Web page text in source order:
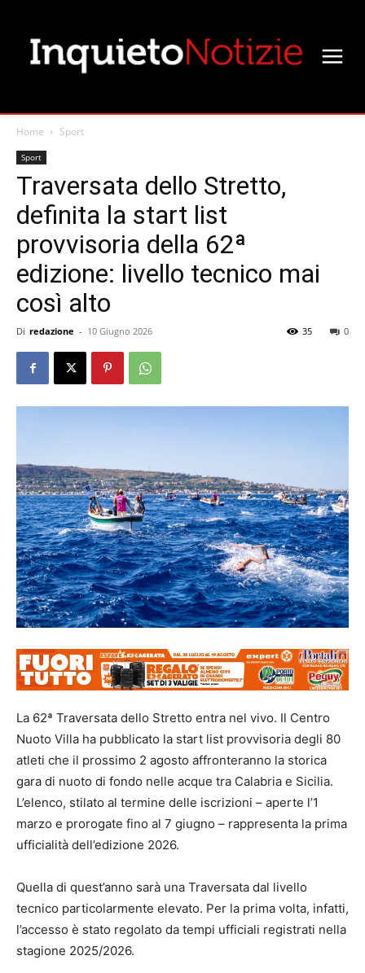
Home Sport
Sport
Traversata dello Stretto,
definita la start list
provvisoria della 62ª
edizione: livello tecnico mai
così alto
Di redazione - 10 Giugno 2026 0
35
La 62ª Traversata dello Stretto entra nel vivo. Il Centro
Nuoto Villa ha pubblicato la start list provvisoria degli 80
atleti che il prossimo 2 agosto affronteranno la storica
gara di nuoto di fondo nelle acque tra Calabria e Sicilia.
L’elenco, stilato al termine delle iscrizioni – aperte l’1
marzo e prorogate fino al 7 giugno – rappresenta la prima
ufficialità dell’edizione 2026.
Quella di quest’anno sarà una Traversata dal livello
tecnico particolarmente elevato. Per la prima volta, infatti,
l’accesso è stato regolato da tempi ufficiali registrati nella
stagione 2025/2026.